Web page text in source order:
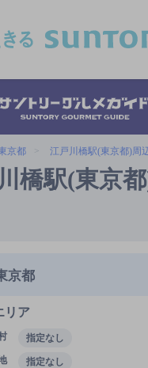
京都 江戸川橋駅(東京都)周
橋駅(東京
京都
リア
指定なし
指定なし